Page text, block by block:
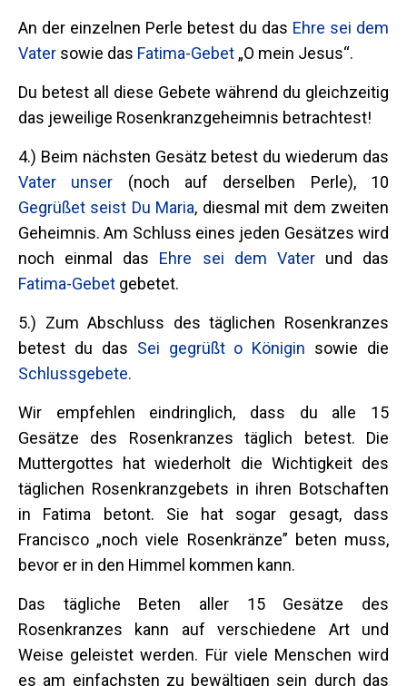
An der einzelnen Perle betest du das Ehre sei dem
Vater sowie das Fatima-Gebet „O mein Jesus“.
Du betest all diese Gebete während du gleichzeitig
das jeweilige Rosenkranzgeheimnis betrachtest!
4.) Beim nächsten Gesätz betest du wiederum das
Vater unser (noch auf derselben Perle), 10
Gegrüßet seist Du Maria, diesmal mit dem zweiten
Geheimnis. Am Schluss eines jeden Gesätzes wird
noch einmal das Ehre sei dem Vaterund das
Fatima-Gebet gebetet.
5.) Zum Abschluss des täglichen Rosenkranzes
betest du das Sei gegrüßt o Königin sowie die
Schlussgebete.
Wir empfehlen eindringlich, dass du alle 15
Gesätze des Rosenkranzes täglich betest. Die
Muttergottes hat wiederholt die Wichtigkeit des
täglichen Rosenkranzgebets in ihren Botschaften
in Fatima betont. Sie hat sogar gesagt, dass
Francisco „noch viele Rosenkränze” beten muss,
bevor er in den Himmel kommen kann.
Das tägliche Beten aller 15 Gesätze des
Rosenkranzes kann auf verschiedene Art und
Weise geleistet werden. Für viele Menschen wird
es am einfachsten zu bewältigen sein durch das